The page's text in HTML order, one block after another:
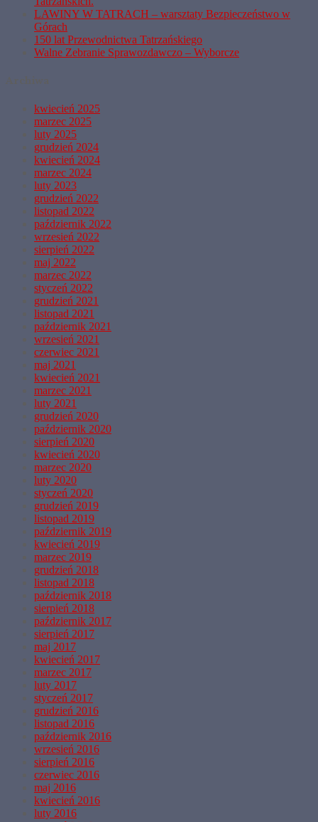
LAWINY W TATRACH – warsztaty Bezpieczeństwo w
Górach
150 lat Przewodnictwa Tatrzańskiego
Walne Zebranie Sprawozdawczo – Wyborcze
kwiecień 2025
marzec 2025
luty 2025
grudzień 2024
kwiecień 2024
marzec 2024
luty 2023
grudzień 2022
listopad 2022
październik 2022
wrzesień 2022
sierpień 2022
maj 2022
marzec 2022
styczeń 2022
grudzień 2021
listopad 2021
październik 2021
wrzesień 2021
czerwiec 2021
maj 2021
kwiecień 2021
marzec 2021
luty 2021
grudzień 2020
październik 2020
sierpień 2020
kwiecień 2020
marzec 2020
luty 2020
styczeń 2020
grudzień 2019
listopad 2019
październik 2019
kwiecień 2019
marzec 2019
grudzień 2018
listopad 2018
październik 2018
sierpień 2018
październik 2017
sierpień 2017
maj 2017
kwiecień 2017
marzec 2017
luty 2017
styczeń 2017
grudzień 2016
listopad 2016
październik 2016
wrzesień 2016
sierpień 2016
czerwiec 2016
maj 2016
kwiecień 2016
luty 2016